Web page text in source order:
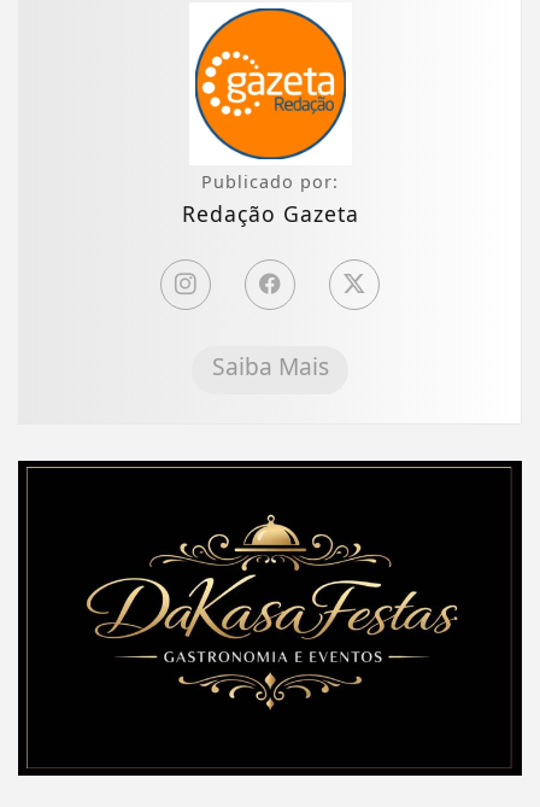
Publicado por:
Redação Gazeta
Saiba Mais